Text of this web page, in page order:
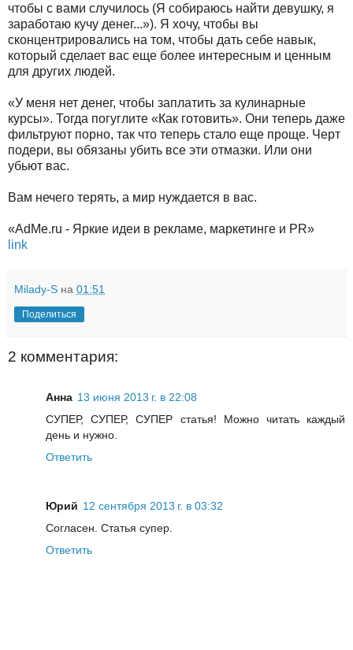
чтобы с вами случилось (Я собираюсь найти девушку, я
заработаю кучу денег...»). Я хочу, чтобы вы
сконцентрировались на том, чтобы дать себе навык,
который сделает вас еще более интересным и ценным
для других людей.
«У меня нет денег, чтобы заплатить за кулинарные
курсы». Тогда погуглите «Как готовить». Они теперь даже
фильтруют порно, так что теперь стало еще проще. Черт
подери, вы обязаны убить все эти отмазки. Или они
убьют вас.
Вам нечего терять, а мир нуждается в вас.
«AdMe.ru - Яркие идеи в рекламе, маркетинге и PR»
link
Milady-S на 01:51
Поделиться
2 комментария:
Анна 13 июня 2013 г. в 22:08
СУПЕР, СУПЕР, СУПЕР статья! Можно читать каждый
день и нужно.
Ответить
Юрий 12 сентября 2013 г. в 03:32
Согласен. Статья супер.
Ответить